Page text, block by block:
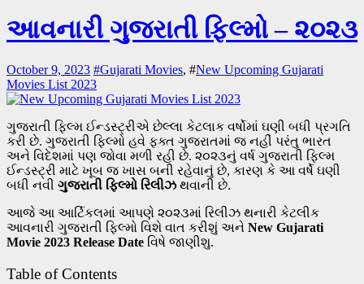
આવનારી ગુજરાતી ફિલ્મો – ૨૦૨૩
October 9, 2023 #Gujarati Movies, #New Upcoming Gujarati
Movies List 2023
ગુજરાતી ફિલ્મ ઈન્ડસ્ટ્રીએ છેલ્લા કેટલાક વર્ષોમાં ઘણી બધી પ્રગતિ
કરી છે. ગુજરાતી ફિલ્મો હવે ફક્ત ગુજરાતમાં જ નહીં પરંતુ ભારત
અને વિદેશમાં પણ જોવા મળી રહી છે. ૨૦૨૩નું વર્ષ ગુજરાતી ફિલ્મ
ઈન્ડસ્ટ્રી માટે ખૂબ જ ખાસ બની રહેવાનું છે, કારણ કે આ વર્ષે ઘણી
બધી નવી ગુજરાતી ફિલ્મો રિલીઝથવાની છે.
આજે આ આર્ટિકલમાં આપણે ૨૦૨૩માં રિલીઝ થનારી કેટલીક
આવનારી ગુજરાતી ફિલ્મો વિશે વાત કરીશું અને New Gujarati
Movie 2023 Release Date વિષે જાણીશુ.
Table of Contents